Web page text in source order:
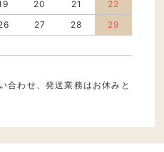
20 21
22
27 28
29
合わせ、発送業務はお休みと